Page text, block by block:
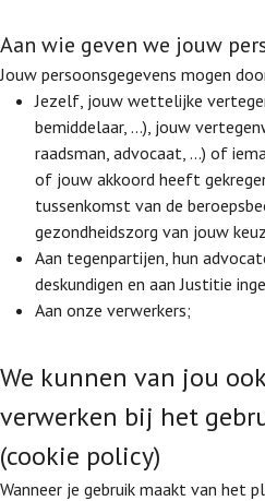
Aan wie geven we jouw
Jouw persoonsgegevens mogen
Jezelf, jouw wettelijke
bemiddelaar, …), jouw
raadsman, advocaat, …) of
of jouw akkoord heeft
tussenkomst van de
gezondheidszorg van jouw
Aan tegenpartijen, hun
deskundigen en aan Justitie
Aan onze verwerkers;
We kunnen van jou
verwerken bij het
(cookie policy)
Wanneer je gebruik maakt van het